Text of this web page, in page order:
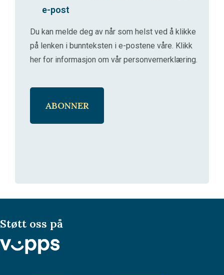
e-post
Du kan melde deg av når som helst ved å klikke
på lenken i bunnteksten i e-postene våre. Klikk
her for informasjon om vår personvernerklæring.
Støtt oss på